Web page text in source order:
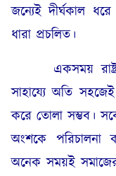
জন্যেই দীর্ঘকাল
ধারা প্রচলিত।
একসময়
সাহায্যে অতি
করে তোলা সম্ভব।
অংশকে পরিচালনা
অনেক সময়ই সমাজের